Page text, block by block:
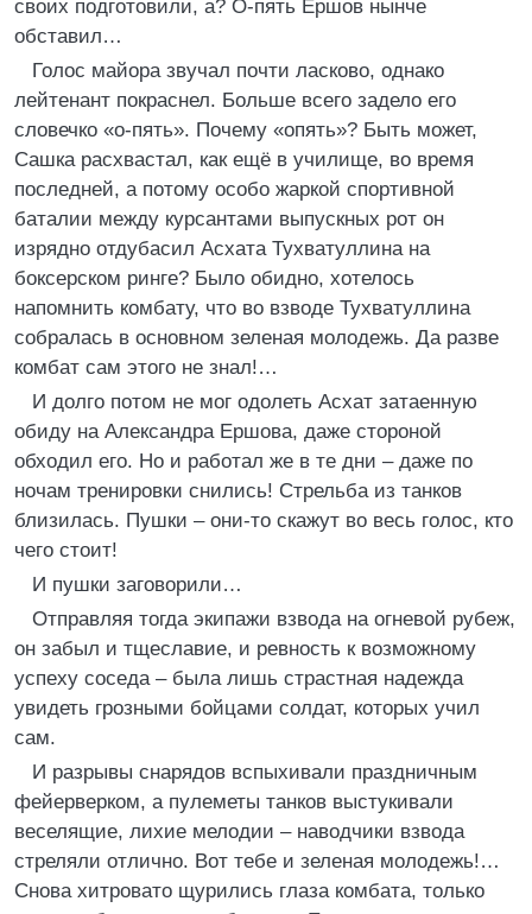
своих подготовили, а? О-пять Ершов нынче
обставил…
Голос майора звучал почти ласково, однако
лейтенант покраснел. Больше всего задело его
словечко «о-пять». Почему «опять»? Быть может,
Сашка расхвастал, как ещё в училище, во время
последней, а потому особо жаркой спортивной
баталии между курсантами выпускных рот он
изрядно отдубасил Асхата Тухватуллина на
боксерском ринге? Было обидно, хотелось
напомнить комбату, что во взводе Тухватуллина
собралась в основном зеленая молодежь. Да разве
комбат сам этого не знал!…
И долго потом не мог одолеть Асхат затаенную
обиду на Александра Ершова, даже стороной
обходил его. Но и работал же в те дни – даже по
ночам тренировки снились! Стрельба из танков
близилась. Пушки – они-то скажут во весь голос, кто
чего стоит!
И пушки заговорили…
Отправляя тогда экипажи взвода на огневой рубеж,
он забыл и тщеславие, и ревность к возможному
успеху соседа – была лишь страстная надежда
увидеть грозными бойцами солдат, которых учил
сам.
И разрывы снарядов вспыхивали праздничным
фейерверком, а пулеметы танков выстукивали
веселящие, лихие мелодии – наводчики взвода
стреляли отлично. Вот тебе и зеленая молодежь!…
Снова хитровато щурились глаза комбата, только